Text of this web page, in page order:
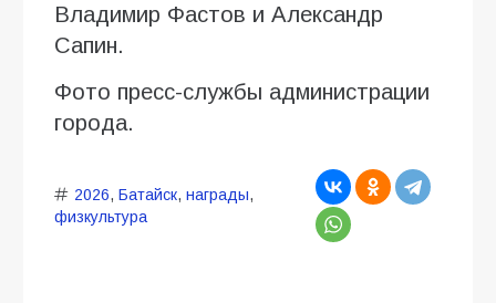
Владимир Фастов и Александр
Сапин.
Фото пресс-службы администрации
города.
2026, Батайск, награды,
физкультура